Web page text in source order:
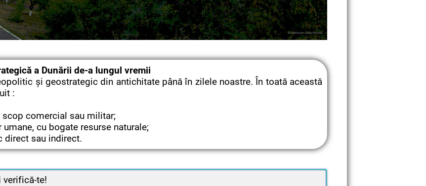
a Dunării de-a lungul vremii
şi geostrategic din antichitate până în zilele noastre. În toată această
:
comercial sau militar;
cu bogate resurse naturale;
direct sau indirect.
verifică-te!